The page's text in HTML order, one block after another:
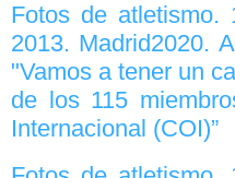
Fotos de atletismo.
2013. Madrid2020.
"Vamos a tener un
de los 115
Internacional (COI)”